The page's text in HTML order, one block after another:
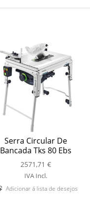
Serra Circular De
Bancada Tks 80 Ebs
2571,71€
IVA Incl.
Adicionar á lista de desejos